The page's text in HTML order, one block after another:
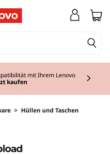
mit Ihrem Lenovo
kaufen
> Hüllen und Taschen